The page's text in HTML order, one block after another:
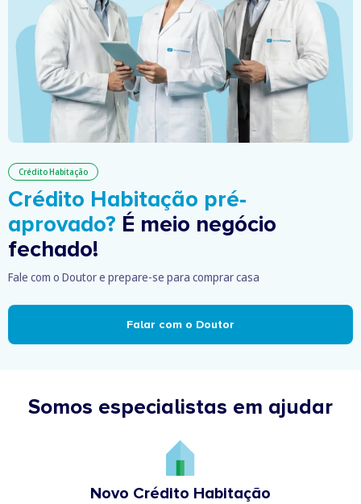
Crédito Habitação
Crédito Habitação pré-
aprovado? É meio negócio
fechado!
Fale com o Doutor e prepare-se para comprar casa
Falar com o Doutor
Somos especialistas em ajudar
Novo Crédito Habitação